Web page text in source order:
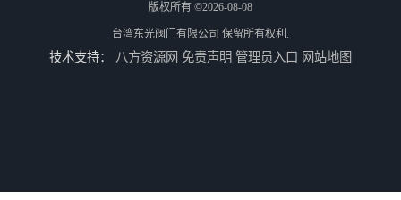
版权所有 ©2026-08-08
台湾东光阀门有限公司 保留所有权利.
技术支持： 八方资源网 免责声明 管理员入口 网站地图